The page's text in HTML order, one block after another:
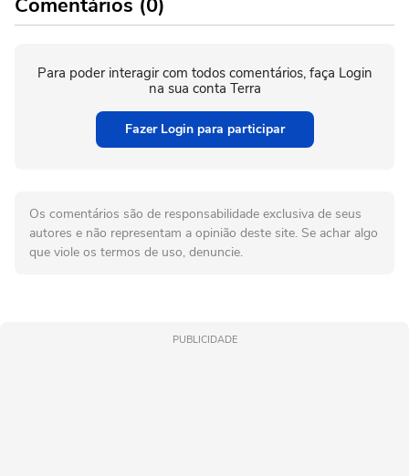
Comentários (0)
Para poder interagir com todos comentários, faça Login
na sua conta Terra
Fazer Login para participar
Os comentários são de responsabilidade exclusiva de seus
autores e não representam a opinião deste site. Se achar algo
que viole os termos de uso, denuncie.
PUBLICIDADE